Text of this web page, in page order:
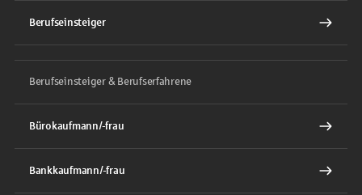
Berufseinsteiger
Berufseinsteiger & Berufserfahrene
Bürokaufmann/-frau
Bankkaufmann/-frau